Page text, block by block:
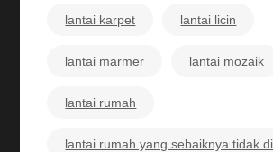
lantai karpet lantai licin
lantai marmer lantai mozaik
lantai rumah
lantai rumah yang sebaiknya tidak